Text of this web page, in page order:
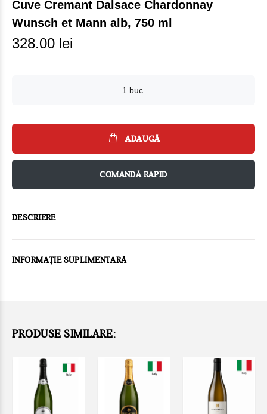
Cuve Cremant Dalsace Chardonnay
Wunsch et Mann alb, 750 ml
328.00 lei
ADAUGĂ
COMANDĂ RAPID
DESCRIERE
INFORMAȚIE SUPLIMENTARĂ
PRODUSE SIMILARE: